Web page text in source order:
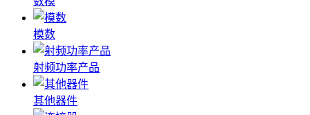
模数
射频功率产品
其他器件